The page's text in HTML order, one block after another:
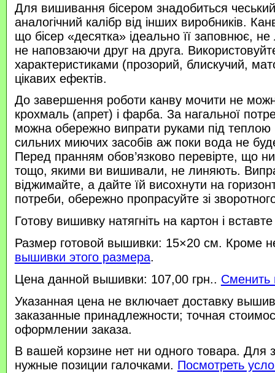
Для вишивання бісером знадобиться
аналогічний калібр від інших виробників.
що бісер «десятка» ідеально її заповнює,
не наповзаючи друг на друга.
характеристиками (прозорий, блискучий,
цікавих ефектів.
До завершення роботи канву мочити не
крохмаль (апрет) і фарба. За нагальної
можна обережно випрати руками під
сильних миючих засобів аж поки вода не
Перед пранням обов’язково перевірте, що
тощо, якими ви вишивали, не линяють.
віджимайте, а дайте їй висохнути на
потреби, обережно пропрасуйте зі
Готову вишивку натягніть на картон і
Размер готовой вышивки: 15×20 см. Кроме
вышивки этого размера.
Цена данной вышивки: 107,00 грн.. Сменить
Указанная цена не включает доставку
заказанные принадлежности; точная
оформлении заказа.
В вашей корзине нет ни одного товара. Для
нужные позиции галочками. Посмотреть